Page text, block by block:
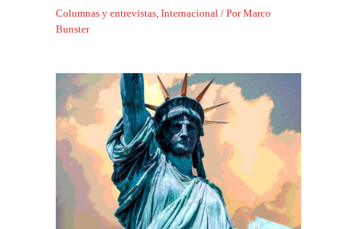
Columnas y entrevistas,Internacional / PorMarco
Bunster